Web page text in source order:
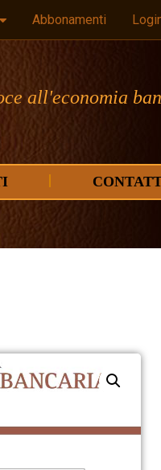
Abbonamenti
all'economia